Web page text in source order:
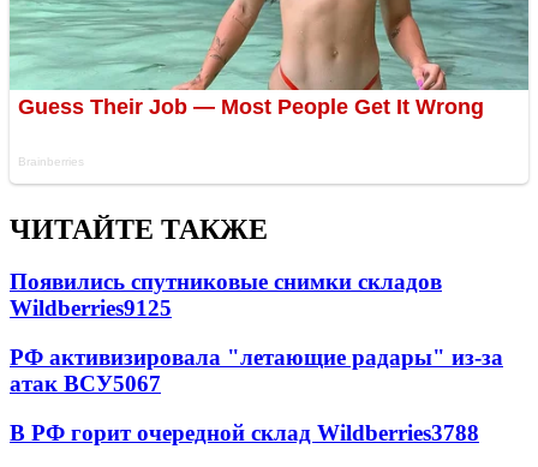
ЧИТАЙТЕ ТАКЖЕ
Появились спутниковые снимки складов
Wildberries9125
РФ активизировала "летающие радары" из-за
атак ВСУ5067
В РФ горит очередной склад Wildberries3788